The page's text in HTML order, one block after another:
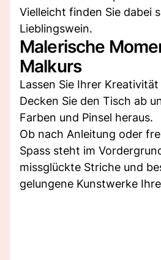
Vielleicht finden Sie dabei
Lieblingswein.
Malerische
Malkurs
Lassen Sie Ihrer
Decken Sie den Tisch ab
Farben und Pinsel heraus.
Ob nach Anleitung oder
Spass steht im
missglückte Striche und
gelungene Kunstwerke